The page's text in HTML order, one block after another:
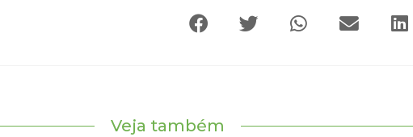
Veja também